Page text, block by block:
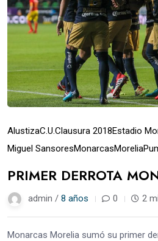
AlustizaC.U. Clausura 2018Estadio
Miguel SansoresMonarcasMorelia
PRIMER DERROTA
admin / 8 años 0 2
Monarcas Morelia sumó su primer